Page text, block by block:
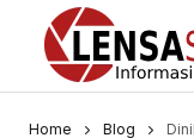
Home Blog